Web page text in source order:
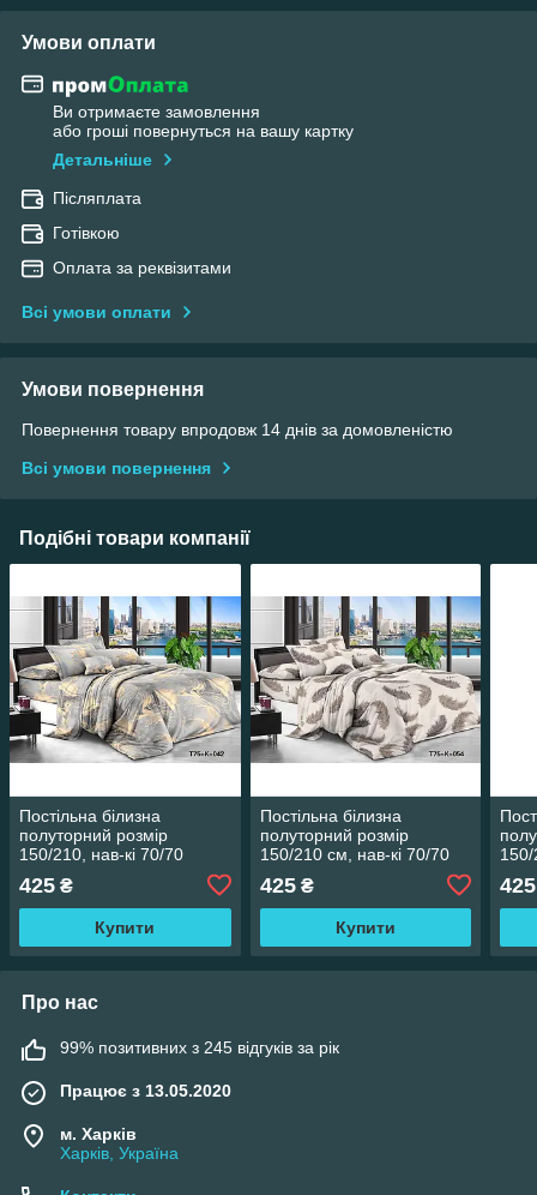
Умови оплати
Ви отримаєте замовлення
або гроші повернуться на вашу картку
Детальніше
Післяплата
Готівкою
Оплата за реквізитами
Всі умови оплати
Умови повернення
Повернення товару впродовж 14 днів за домовленістю
Всі умови повернення
Подібні товари компанії
Постільна білизна
полуторний розмір
150/210, нав-кі 70/70
425 ₴
Купити
Постільна білизна
полуторний розмір
150/210 см, нав-кі 70/70
425₴
Купити
150/
425
Про нас
99% позитивних з 245 відгуків за рік
Працює з 13.05.2020
м. Харків
Харків, Україна